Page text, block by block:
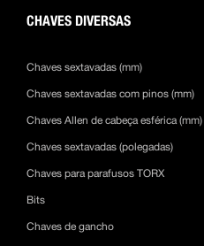
CHAVES DIVERSAS
Chaves sextavadas (mm)
Chaves sextavadas com pinos (mm)
Chaves Allen de cabeça esférica (mm)
Chaves sextavadas (polegadas)
Chaves para parafusos TORX
Bits
Chaves de gancho